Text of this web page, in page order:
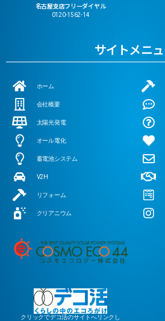
名古屋支店フリーダイヤル
0120-1562-14
サイトメニ
ホーム
会社概要
太陽光発電
オール電化
蓄電池システム
V2H
リフォーム
クリアニウム
クリックでデコ活のサイトへリンクし